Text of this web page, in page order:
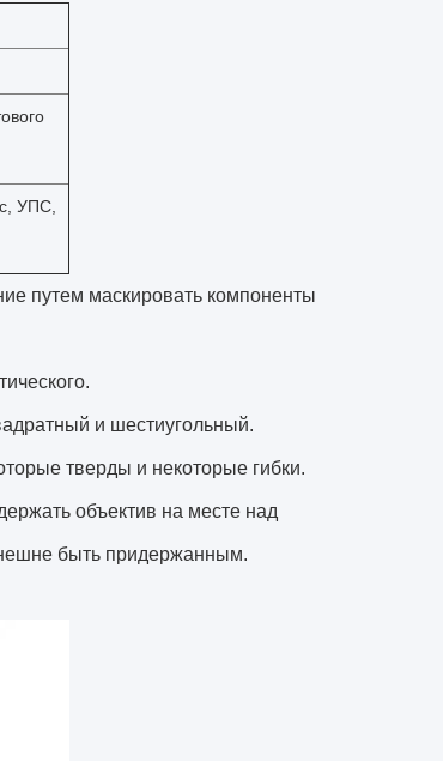
УПС,
путем маскировать компоненты
и шестиугольный.
тверды и некоторые гибки.
объектив на месте над
быть придержанным.